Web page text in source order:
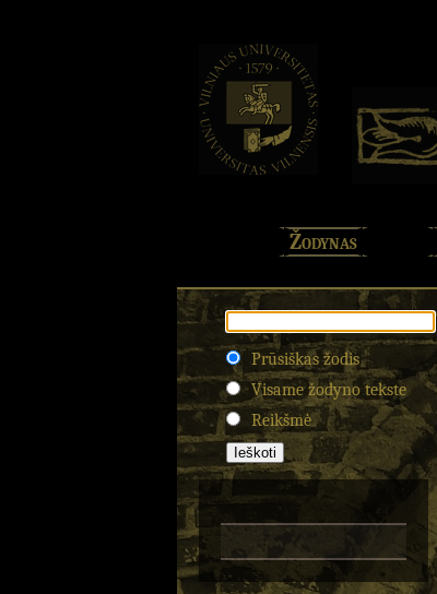
Žodynas
Prūsiškas žodis
Visame žodyno tekste
Reikšmė